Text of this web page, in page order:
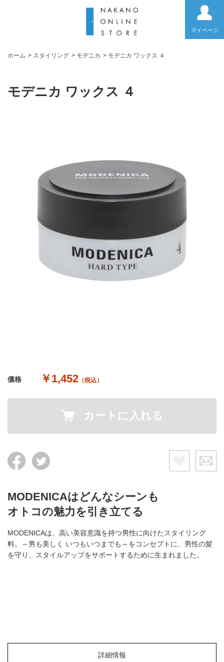
マイページ
ホーム > スタイリング > モデニカ > モデニカ ワックス ４
モデニカ ワックス ４
価格 ￥1,452（税込）
カートに入れる
MODENICAはどんなシーンも
オトコの魅力を引き立てる
MODENICAは、高い美容意識を持つ男性に向けたスタイリング
料。～男も美しく いつもいつまでも～をコンセプトに、男性の髪
を守り、スタイルアップをサポートするために生まれました。
詳細情報